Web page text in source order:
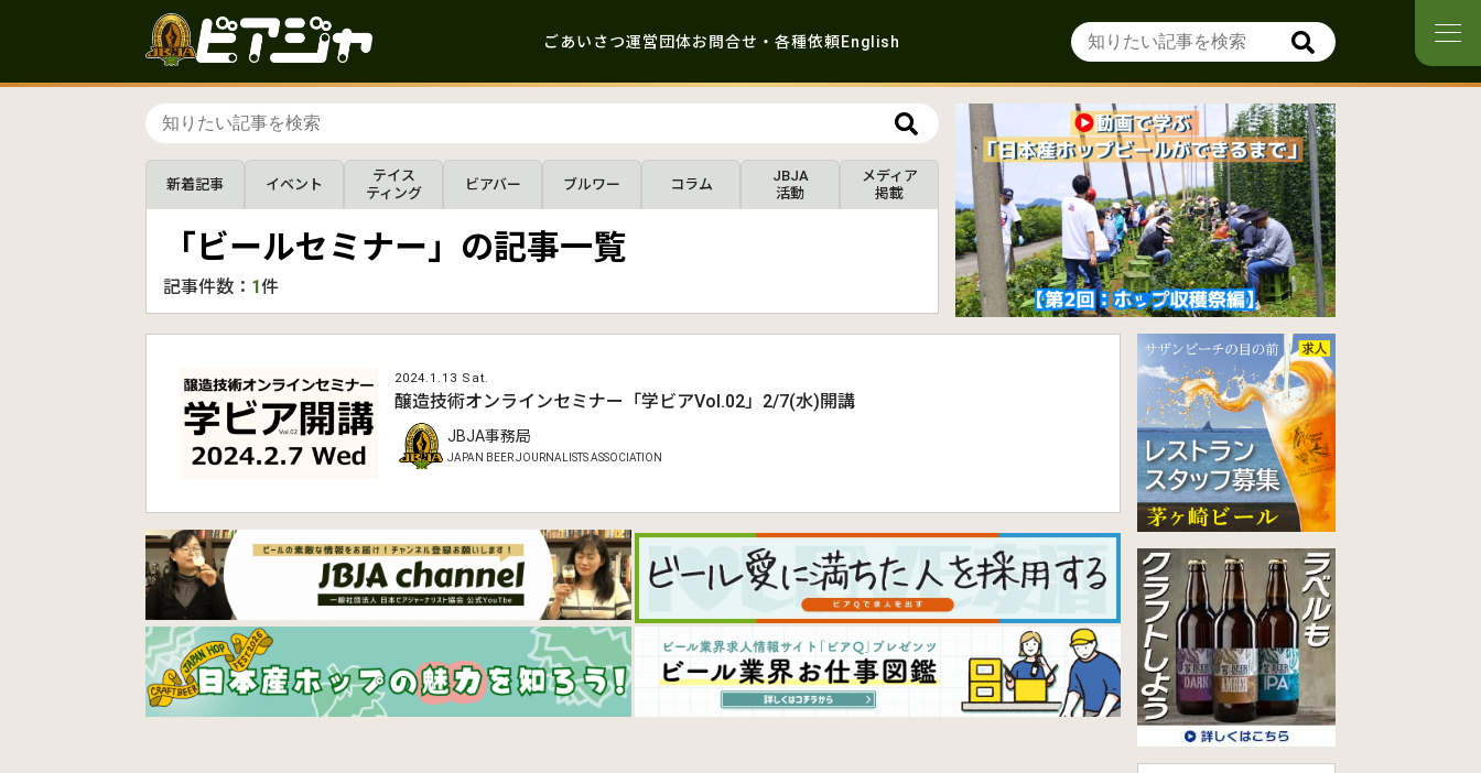
ごあいさつ運営団体お問合せ・各種依頼English
新着記事 イベント
テイス
ティング
ビアバー ブルワー コラム
JBJA
活動
メディア
掲載
「ビールセミナー」の記事一覧
記事件数： 1件
2024.1.13 Sat.
醸造技術オンラインセミナー「学ビアVol.02」2/7(水)開講
JBJA事務局
JAPAN BEER JOURNALISTS ASSOCIATION